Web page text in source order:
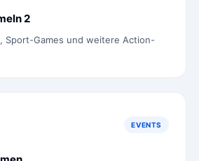
2
Sport-Games und weitere Action-
EVENTS